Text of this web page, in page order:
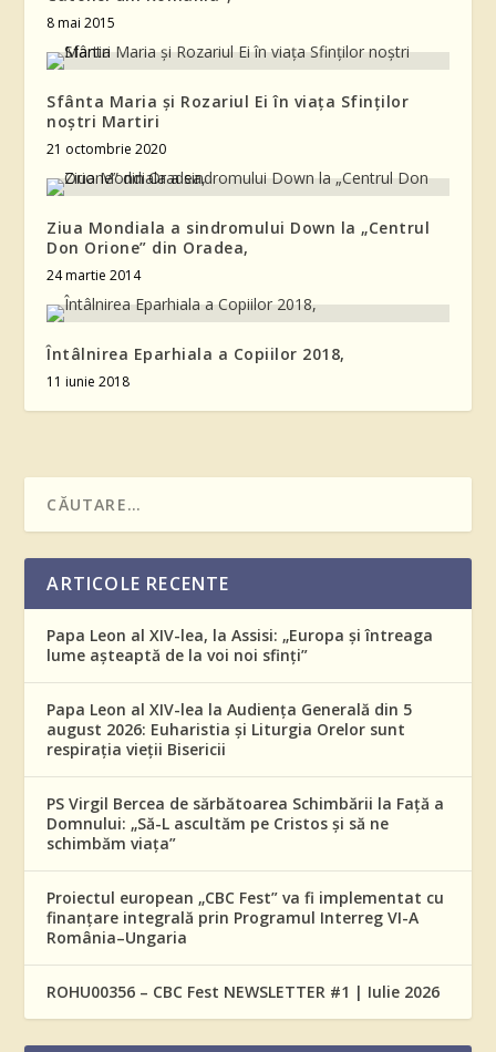
8 mai 2015
Sfânta Maria și Rozariul Ei în viața Sfinților
noștri Martiri
21 octombrie 2020
Ziua Mondiala a sindromului Down la „Centrul
Don Orione” din Oradea,
24 martie 2014
Întâlnirea Eparhiala a Copiilor 2018,
11 iunie 2018
ARTICOLE RECENTE
Papa Leon al XIV-lea, la Assisi: „Europa și întreaga
lume așteaptă de la voi noi sfinți”
Papa Leon al XIV-lea la Audiența Generală din 5
august 2026: Euharistia și Liturgia Orelor sunt
respirația vieții Bisericii
PS Virgil Bercea de sărbătoarea Schimbării la Față a
Domnului: „Să-L ascultăm pe Cristos și să ne
schimbăm viața”
Proiectul european „CBC Fest” va fi implementat cu
finanțare integrală prin Programul Interreg VI-A
România–Ungaria
ROHU00356 – CBC Fest NEWSLETTER #1 | Iulie 2026